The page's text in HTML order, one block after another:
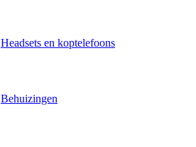
Headsets en koptelefoons
Behuizingen